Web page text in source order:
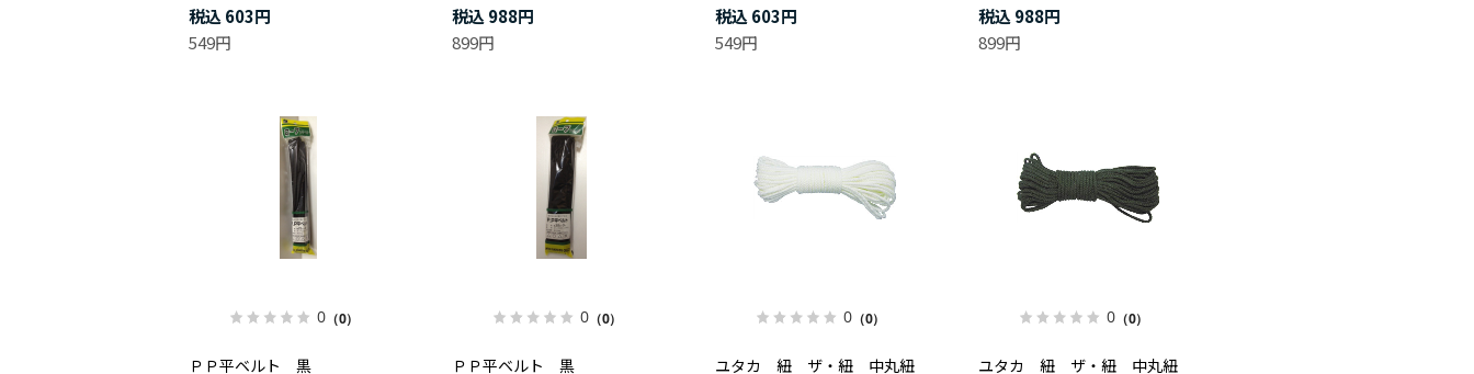
603円
549円
988円
899円
603円
549円
988円
899円
0（0）
ＰＰ平ベルト 黒
0（0）
ＰＰ平ベルト 黒
0（0）
ユタカ 紐 ザ・紐 中丸紐
0（0）
ユタカ 紐 ザ・紐 中丸紐